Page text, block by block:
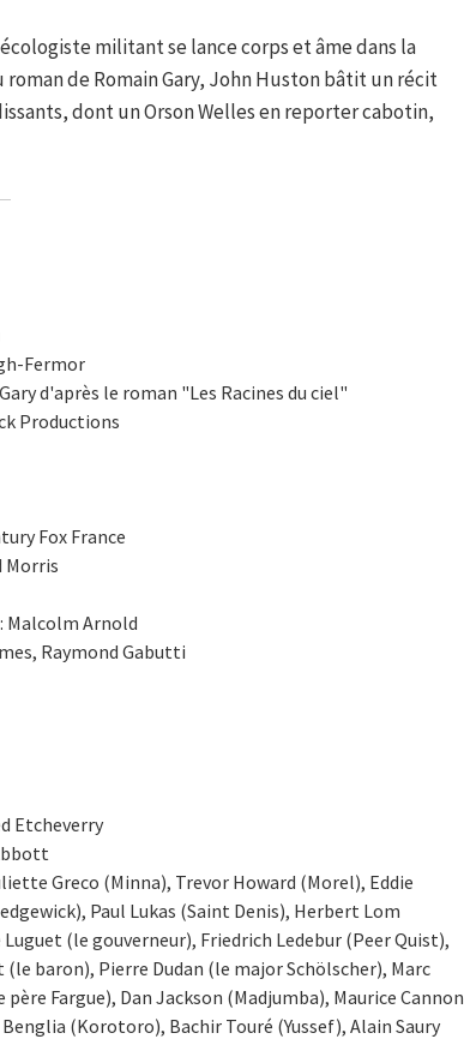
militant se lance corps et âme dans la
de Romain Gary, John Huston bâtit un récit
dont un Orson Welles en reporter cabotin,
Fermor
d'après le roman "Les Racines du ciel"
Productions
Fox France
Morris
: Malcolm Arnold
Raymond Gabutti
Etcheverry
Greco (Minna), Trevor Howard (Morel), Eddie
Paul Lukas (Saint Denis), Herbert Lom
(le gouverneur), Friedrich Ledebur (Peer Quist),
baron), Pierre Dudan (le major Schölscher), Marc
Fargue), Dan Jackson (Madjumba), Maurice Cannon
(Korotoro), Bachir Touré (Yussef), Alain Saury